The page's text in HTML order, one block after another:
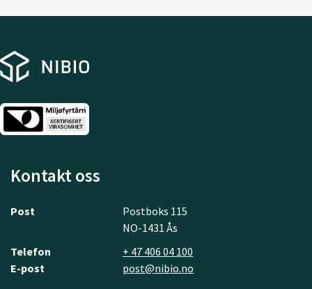
Kontakt oss
Post
Postboks 115
NO-1431 Ås
Telefon
+ 47 406 04 100
E-post
post@nibio.no